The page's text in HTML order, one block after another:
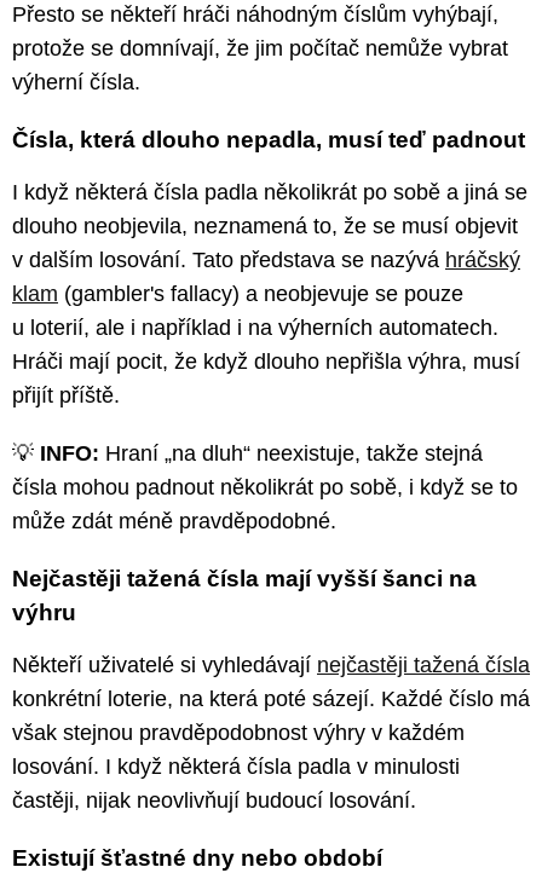
Přesto se někteří hráči náhodným číslům vyhýbají,
protože se domnívají, že jim počítač nemůže vybrat
výherní čísla.
Čísla, která dlouho nepadla, musí teď padnout
I když některá čísla padla několikrát po sobě a jiná se
dlouho neobjevila, neznamená to, že se musí objevit
v dalším losování. Tato představa se nazývá hráčský
klam (gambler's fallacy) a neobjevuje se pouze
u loterií, ale i například i na výherních automatech.
Hráči mají pocit, že když dlouho nepřišla výhra, musí
přijít příště.
💡 INFO: Hraní „na dluh“ neexistuje, takže stejná
čísla mohou padnout několikrát po sobě, i když se to
může zdát méně pravděpodobné.
Nejčastěji tažená čísla mají vyšší šanci na
výhru
Někteří uživatelé si vyhledávají nejčastěji tažená čísla
konkrétní loterie, na která poté sázejí. Každé číslo má
však stejnou pravděpodobnost výhry v každém
losování. I když některá čísla padla v minulosti
častěji, nijak neovlivňují budoucí losování.
Existují šťastné dny nebo období